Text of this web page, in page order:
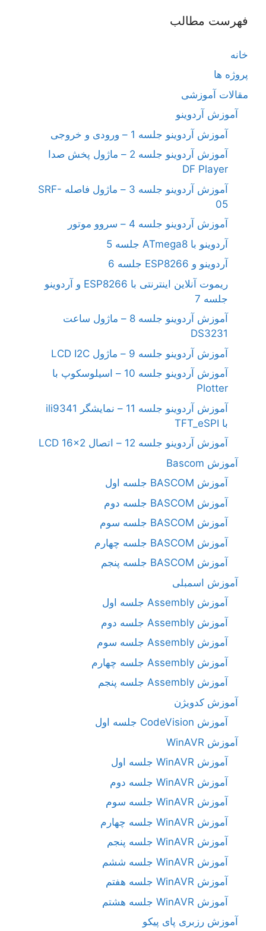
فهرست مطالب
خانه
پروژه ها
مقالات آموزشی
آموزش آردوینو
آموزش آردوینو جلسه 1 – ورودی و خروجی
آموزش آردوینو جلسه 2 – ماژول پخش صدا
DF Player
آموزش آردوینو جلسه 3 – ماژول فاصله SRF-
05
آموزش آردوینو جلسه 4 – سروو موتور
آردوینو با ATmega8 جلسه 5
آردوینو و ESP8266 جلسه 6
ریموت آنلاین اینترنتی با ESP8266 و آردوینو
جلسه 7
آموزش آردوینو جلسه 8 – ماژول ساعت
DS3231
آموزش آردوینو جلسه 9 – ماژول LCD I2C
آموزش آردوینو جلسه 10 – اسیلوسکوپ با
Plotter
آموزش آردوینو جلسه 11 – نمایشگر ili9341
با TFT_eSPI
آموزش آردوینو جلسه 12 – اتصال LCD 16×2
آموزش Bascom
آموزش BASCOM جلسه اول
آموزش BASCOM جلسه دوم
آموزش BASCOM جلسه سوم
آموزش BASCOM جلسه چهارم
آموزش BASCOM جلسه پنجم
آموزش اسمبلی
آموزش Assembly جلسه اول
آموزش Assembly جلسه دوم
آموزش Assembly جلسه سوم
آموزش Assembly جلسه چهارم
آموزش Assembly جلسه پنجم
آموزش کدویژن
آموزش CodeVision جلسه اول
آموزش WinAVR
آموزش WinAVR جلسه اول
آموزش WinAVR جلسه دوم
آموزش WinAVR جلسه سوم
آموزش WinAVR جلسه چهارم
آموزش WinAVR جلسه پنجم
آموزش WinAVR جلسه ششم
آموزش WinAVR جلسه هفتم
آموزش WinAVR جلسه هشتم
آموزش رزبری پای پیکو